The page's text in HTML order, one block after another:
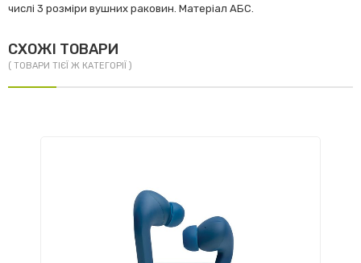
числі 3 розміри вушних раковин. Матеріал АБС.
СХОЖІ ТОВАРИ
( ТОВАРИ ТІЄЇ Ж КАТЕГОРІЇ )